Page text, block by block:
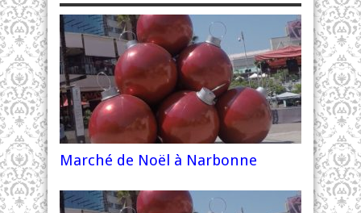
Marché de Noël à Narbonne